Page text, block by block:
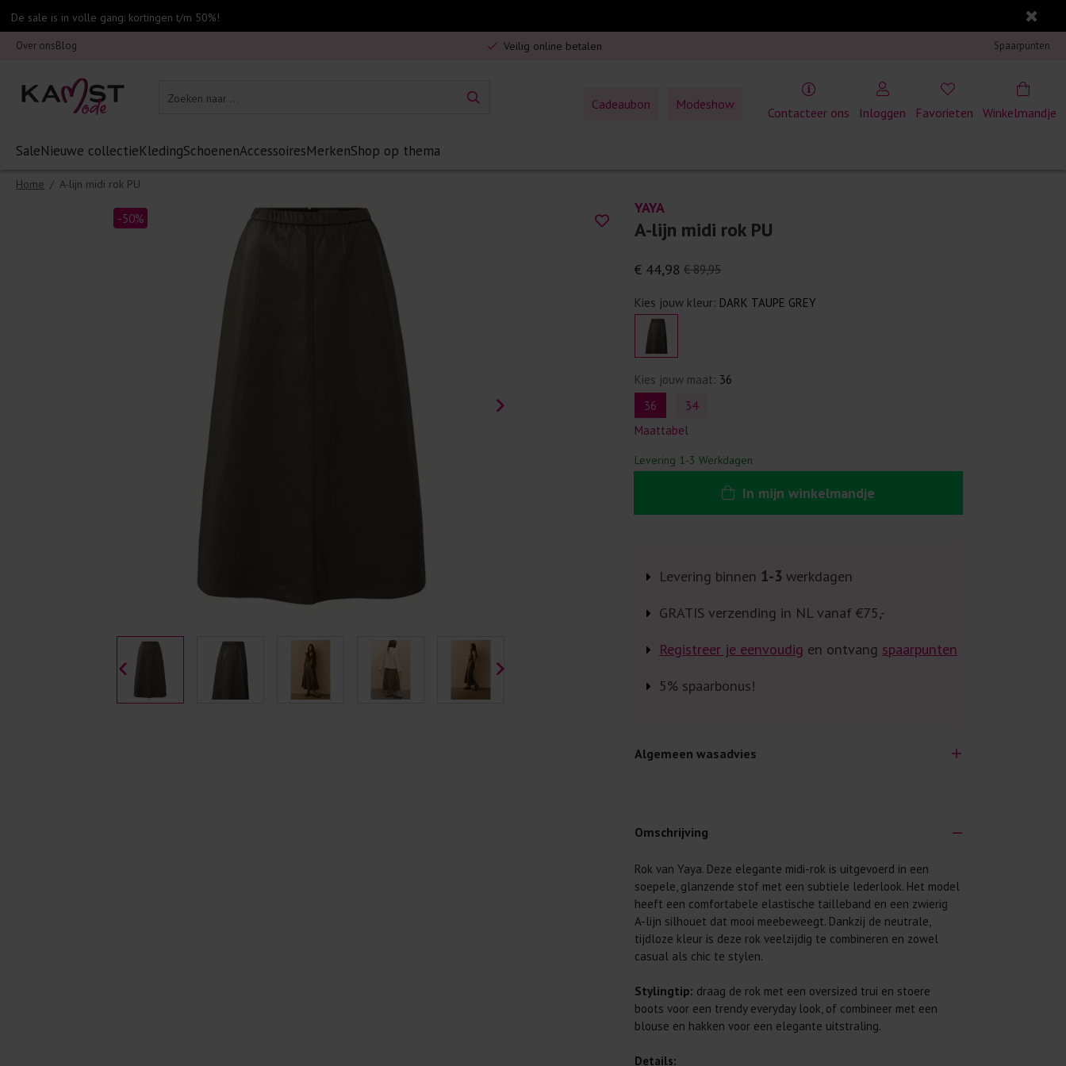
De sale is in volle gang: kortingen t/m 50%!
Over onsBlog
Veilig online betalen
Gratis verzending in Nederland vanaf €75,-
Spaarpunten
Winkelmandje
Cadeaubon Modeshow
Contacteer ons Inloggen Favorieten
SaleNieuwe collectieKledingSchoenenAccessoiresMerkenShop op thema
Home / A-lijn midi rok PU
-50%
YAYA
A-lijn midi rok PU
€ 89,95
€ 44,98
Kies jouw kleur: DARK TAUPE GREY
Kies jouw maat: 36
36
34
Maattabel
Levering 1-3 Werkdagen
In mijn winkelmandje
Levering binnen 1-3werkdagen
GRATIS verzending in NL vanaf €75,-
Registreer je eenvoudig en ontvang spaarpunten
5% spaarbonus!
Algemeen wasadvies
Je wilt natuurlijk lang plezier hebben van je nieuwe kleding.
Daarom geven wij een aantal algemene was-tips:
Lees altijd eerst even het was-etiket.
Was kleding binnenste buiten. Dat beschermt de
buitenkant.
Wees zuinig met wasmiddel. Per kledingstuk is een drupje
genoeg.
Was zo koud mogelijk. Op 20 of 30 graden wassen is vaak
Omschrijving
Rok van Yaya. Deze elegante midi-rok is uitgevoerd in een
soepele, glanzende stof met een subtiele lederlook. Het model
heeft een comfortabele elastische tailleband en een zwierig
A-lijn silhouet dat mooi meebeweegt. Dankzij de neutrale,
tijdloze kleur is deze rok veelzijdig te combineren en zowel
casual als chic te stylen.
Stylingtip: draag de rok met een oversized trui en stoere
boots voor een trendy everyday look, of combineer met een
blouse en hakken voor een elegante uitstraling.
Details: